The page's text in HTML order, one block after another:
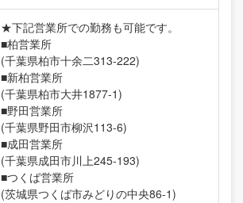
★下記営業所での勤務も可能です。
■柏営業所
(千葉県柏市十余二313-222)
■新柏営業所
(千葉県柏市大井1877-1)
■野田営業所
(千葉県野田市柳沢113-6)
■成田営業所
(千葉県成田市川上245-193)
■つくば営業所
(茨城県つくば市みどりの中央86-1)